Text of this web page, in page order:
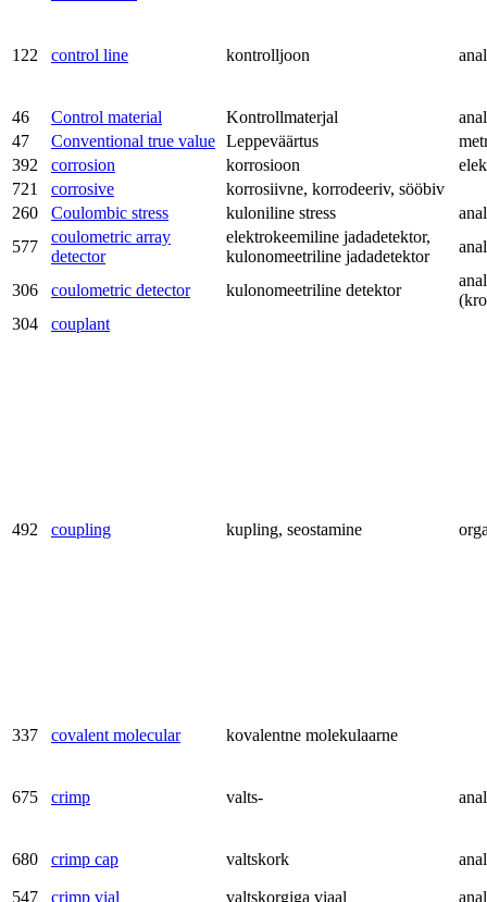
122 control line kontrolljoon
46 Control material Kontrollmaterjal
47
Conventional true value Leppeväärtus
392
corrosion korrosioon
721
corrosive
korrosiivne, korrodeeriv, sööbiv
260
Coulombic stress kuloniline stress
577
coulometric array
detector
elektrokeemiline jadadetektor,
kulonomeetriline jadadetektor
306 coulometric detector kulonomeetriline detektor
304
couplant
492 coupling kupling, seostamine
337 covalent molecular kovalentne molekulaarne
675 crimp valts-
680 crimp cap valtskork
547 crimp vial valtskorgiga viaal